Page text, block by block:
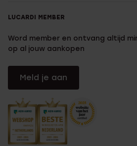
LUCARDI MEMBER
Word member en ontvang altijd
op al jouw aankopen
Meld je aan